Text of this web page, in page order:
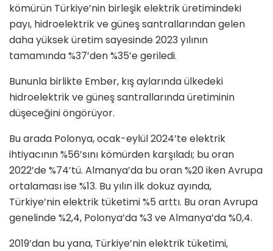
kömürün Türkiye’nin birleşik elektrik üretimindeki
payı, hidroelektrik ve güneş santrallarından gelen
daha yüksek üretim sayesinde 2023 yılının
tamamında %37’den %35’e geriledi.
Bununla birlikte Ember, kış aylarında ülkedeki
hidroelektrik ve güneş santrallarında üretiminin
düşeceğini öngörüyor.
Bu arada Polonya, ocak-eylül 2024’te elektrik
ihtiyacının %56’sını kömürden karşıladı; bu oran
2022’de %74’tü. Almanya’da bu oran %20 iken Avrupa
ortalaması ise %13. Bu yılın ilk dokuz ayında,
Türkiye’nin elektrik tüketimi %5 arttı. Bu oran Avrupa
genelinde %2,4, Polonya’da %3 ve Almanya’da %0,4.
2019’dan bu yana, Türkiye’nin elektrik tüketimi,